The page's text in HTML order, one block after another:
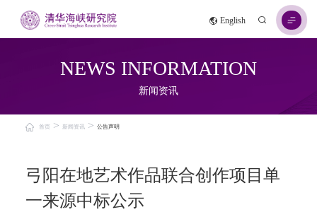
English
NEWS INFORMATION
新闻资讯
首页 > 新闻资讯> 公告声明
弓阳在地艺术作品联合创作项目单
一来源中标公示